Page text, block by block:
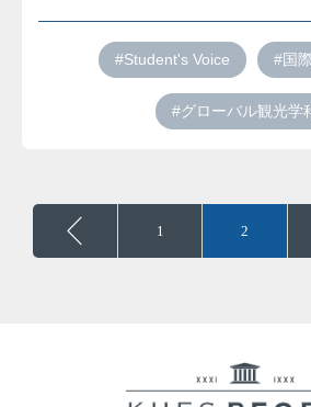
#Student's Voice #国
#グローバル観光学
1 2